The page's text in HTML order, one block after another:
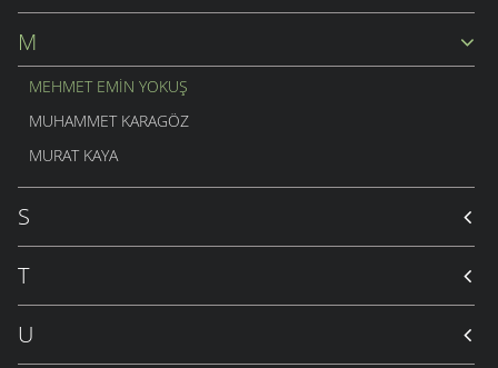
M
MEHMET EMIN YOKUŞ
MUHAMMET KARAGÖZ
MURAT KAYA
S
T
U